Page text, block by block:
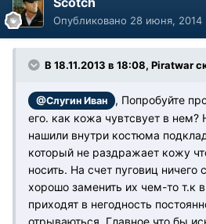
Опубликовано 28 июня, 2014
В 18.11.2013 в 18:08, Piratwar
@Слугин Иван
, Попробуйте
его. как кожа чувтсвует в
нашили внутри костюма
который не раздражает кожу
носить. На счет пуговиц ничего
хорошо заменить их чем-то т.к
приходят в негодность
отрываються. Главное что бы